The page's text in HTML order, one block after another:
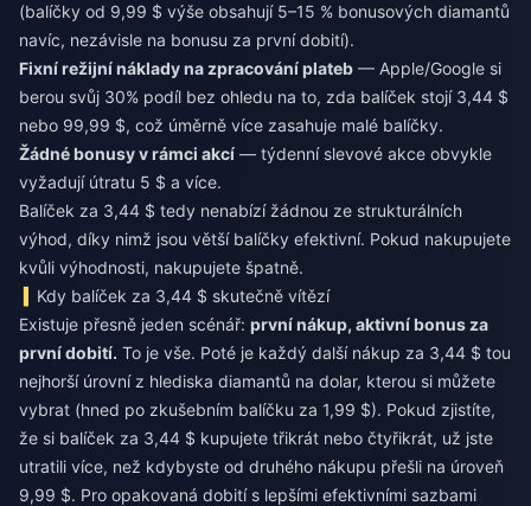
(balíčky od 9,99 $ výše obsahují 5–15 % bonusových diamantů
navíc, nezávisle na bonusu za první dobití).
Fixní režijní náklady na zpracování plateb — Apple/Google si
berou svůj 30% podíl bez ohledu na to, zda balíček stojí 3,44 $
nebo 99,99 $, což úměrně více zasahuje malé balíčky.
Žádné bonusy v rámci akcí — týdenní slevové akce obvykle
vyžadují útratu 5 $ a více.
Balíček za 3,44 $ tedy nenabízí žádnou ze strukturálních
výhod, díky nimž jsou větší balíčky efektivní. Pokud nakupujete
kvůli výhodnosti, nakupujete špatně.
Kdy balíček za 3,44 $ skutečně vítězí
Existuje přesně jeden scénář: první nákup, aktivní bonus za
první dobití. To je vše. Poté je každý další nákup za 3,44 $ tou
nejhorší úrovní z hlediska diamantů na dolar, kterou si můžete
vybrat (hned po zkušebním balíčku za 1,99 $). Pokud zjistíte,
že si balíček za 3,44 $ kupujete třikrát nebo čtyřikrát, už jste
utratili více, než kdybyste od druhého nákupu přešli na úroveň
9,99 $. Pro opakovaná dobití s lepšími efektivními sazbami